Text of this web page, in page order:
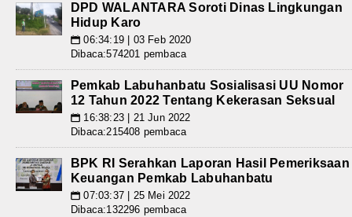
DPD WALANTARA Soroti Dinas Lingkungan
Hidup Karo
📅 06:34:19 | 03 Feb 2020
Dibaca:574201 pembaca
Pemkab Labuhanbatu Sosialisasi UU Nomor
12 Tahun 2022 Tentang Kekerasan Seksual
📅 16:38:23 | 21 Jun 2022
Dibaca:215408 pembaca
BPK RI Serahkan Laporan Hasil Pemeriksaan
Keuangan Pemkab Labuhanbatu
📅 07:03:37 | 25 Mei 2022
Dibaca:132296 pembaca